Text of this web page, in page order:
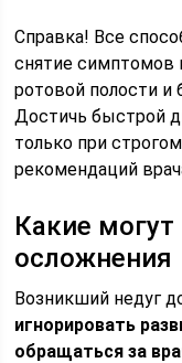
Справка! Все
снятие симптомов
ротовой полости
Достичь быстрой
только при
рекомендаций
Какие могут
осложнения
Возникший недуг
игнорировать
обращаться за